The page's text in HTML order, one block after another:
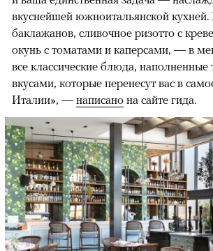
вкуснейшей южноитальянской
баклажанов, сливочное ризотто с
окунь с томатами и каперсами, — в
все классические блюда,
вкусами, которые перенесут вас в
Италии», — написано на сайте гида.